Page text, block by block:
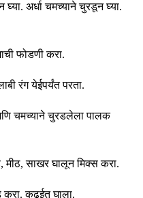
घ्या. अर्धा चमच्याने चुरडून घ्या.
फोडणी करा.
रंग येईपर्यंत परता.
चमच्याने चुरडलेला पालक
,मीठ,साखर घालून मिक्स करा.
करा.कढईत घाला.